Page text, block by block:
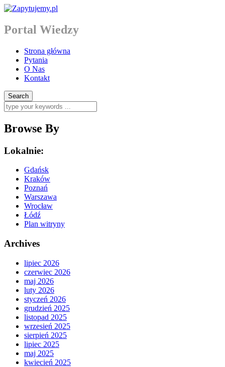
Portal Wiedzy
Strona główna
Pytania
O Nas
Kontakt
Browse By
Lokalnie:
Gdańsk
Kraków
Poznań
Warszawa
Wrocław
Łódź
Plan witryny
Archives
lipiec 2026
czerwiec 2026
maj 2026
luty 2026
styczeń 2026
grudzień 2025
listopad 2025
wrzesień 2025
sierpień 2025
lipiec 2025
maj 2025
kwiecień 2025